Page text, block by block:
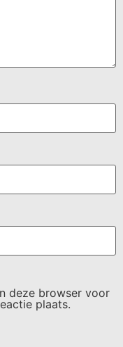
deze browser voor
plaats.